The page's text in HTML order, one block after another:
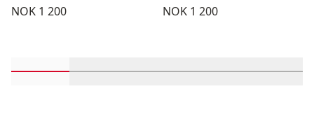
Pris:
NOK 1 200
Pris:
NOK 1 200